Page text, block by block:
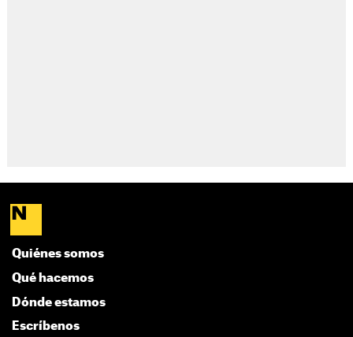
Quiénes somos
Qué hacemos
Dónde estamos
Escríbenos